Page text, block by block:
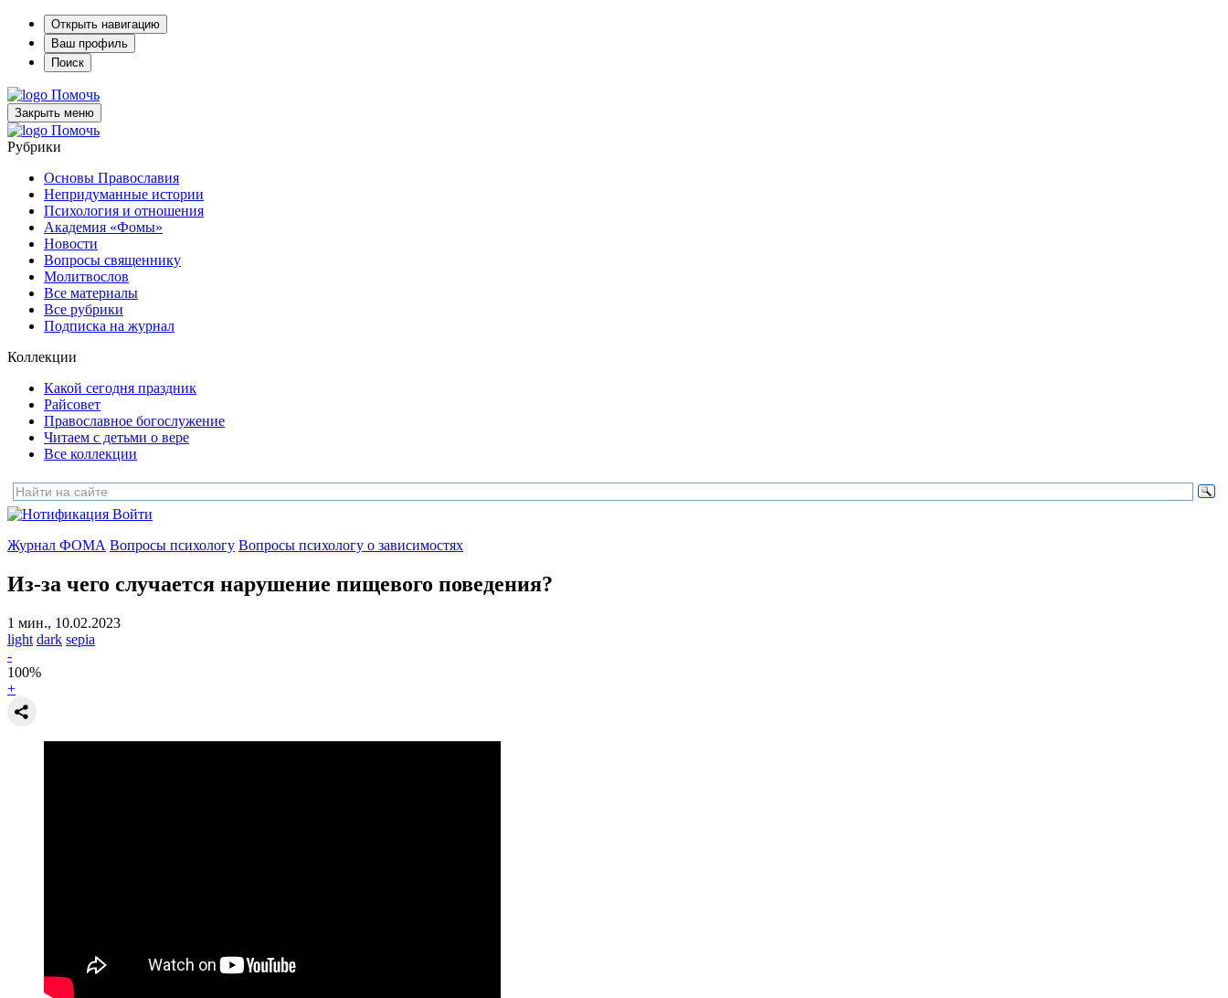
Открыть навигацию
Ваш профиль
Поиск
Помочь
Закрыть меню
Помочь
Рубрики
Основы Православия
Непридуманные истории
Психология и отношения
Академия «Фомы»
Новости
Вопросы священнику
Молитвослов
Все материалы
Все рубрики
Подписка на журнал
Коллекции
Какой сегодня праздник
Райсовет
Православное богослужение
Читаем с детьми о вере
Все коллекции
Войти
Журнал ФОМА Вопросы психологу Вопросы психологу о зависимостях
Из-за чего случается нарушение пищевого поведения?
1 мин., 10.02.2023
light dark sepia
-
100%
+